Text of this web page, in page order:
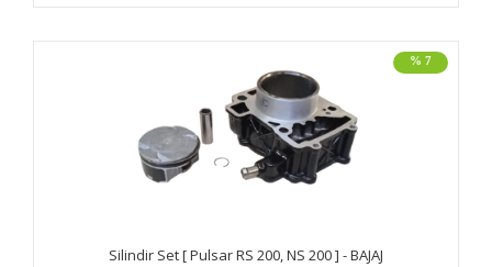
% 7
Silindir Set [ Pulsar RS 200, NS 200 ] - BAJAJ